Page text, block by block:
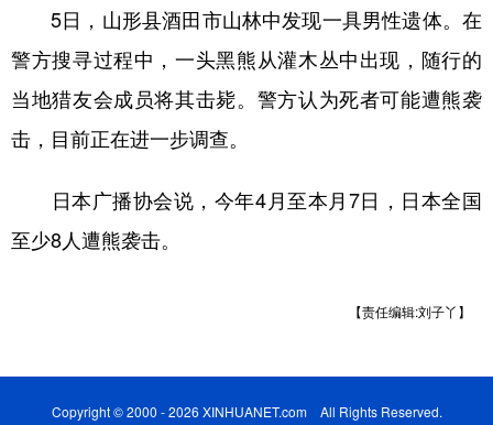
城市 旅游 能源 会展
彩票 娱乐 时尚 悦读
公益 一带一路 亚太网 上市公司
地方频道
5日，山形县酒田市山林中发现一具男性遗体。在
警方搜寻过程中，一头黑熊从灌木丛中出现，随行的
当地猎友会成员将其击毙。警方认为死者可能遭熊袭
击，目前正在进一步调查。
日本广播协会说，今年4月至本月7日，日本全国
至少8人遭熊袭击。
【责任编辑:刘子丫】
Copyright © 2000 - 2026 XINHUANET.com All Rights Reserved.